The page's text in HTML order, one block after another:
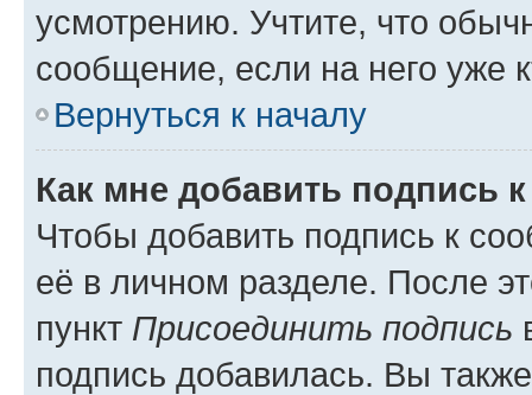
усмотрению. Учтите, что
сообщение, если на него уже
Вернуться к началу
Как мне добавить подпись
Чтобы добавить подпись к
её в личном разделе. После
пункт Присоединить подпись
подпись добавилась. Вы